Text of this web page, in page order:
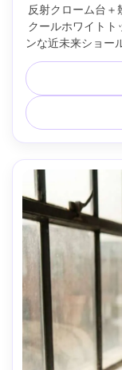
反射クローム台＋
クールホワイトト
ンな近未来ショー
オライティング